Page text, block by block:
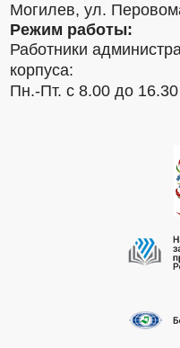
Могилев, ул.
Режим работы:
Работники
корпуса:
Пн.-Пт. с 8.00 до